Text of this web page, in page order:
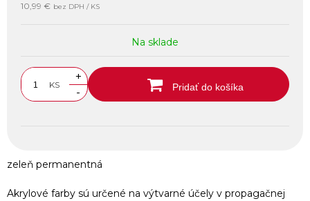
10,99 € bez DPH / KS
Na sklade
KS
+
-
Pridať do košíka
zeleň permanentná
Akrylové farby sú určené na výtvarné účely v propagačnej